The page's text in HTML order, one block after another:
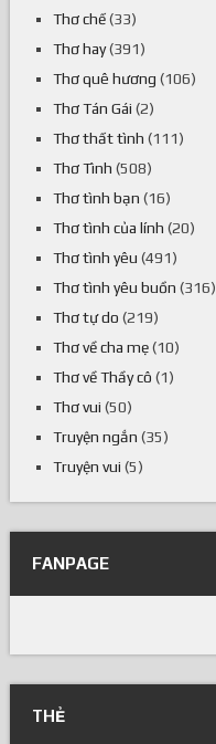
Thơ chế(33)
Thơ hay(391)
Thơ quê hương (106)
Thơ Tán Gái (2)
Thơ thất tình (111)
Thơ Tình (508)
Thơ tình bạn (16)
Thơ tình của lính (20)
Thơ tình yêu (491)
Thơ tình yêu buồn (316)
Thơ tự do (219)
Thơ về cha mẹ(10)
Thơ về Thầy cô (1)
Thơ vui (50)
Truyện ngắn (35)
Truyện vui (5)
FANPAGE
THẺ